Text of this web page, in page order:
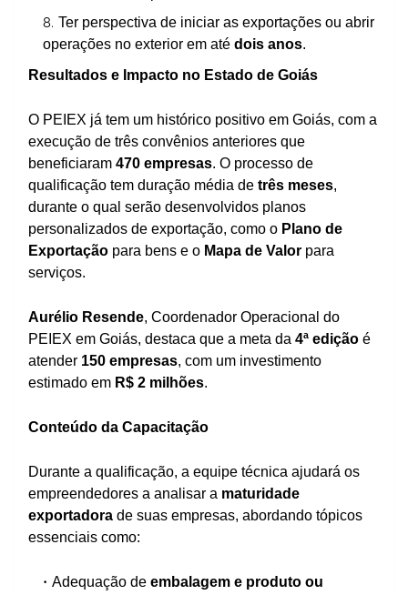
Ter perspectiva de iniciar as exportações ou abrir
operações no exterior em até dois anos.
Resultados e Impacto no Estado de Goiás
O PEIEX já tem um histórico positivo em Goiás, com a
execução de três convênios anteriores que
beneficiaram 470 empresas. O processo de
qualificação tem duração média de três meses,
durante o qual serão desenvolvidos planos
personalizados de exportação, como o Plano de
Exportação para bens e o Mapa de Valor para
serviços.
Aurélio Resende, Coordenador Operacional do
PEIEX em Goiás, destaca que a meta da 4ª edição é
atender 150 empresas, com um investimento
estimado em R$ 2 milhões.
Conteúdo da Capacitação
Durante a qualificação, a equipe técnica ajudará os
empreendedores a analisar a maturidade
exportadora de suas empresas, abordando tópicos
essenciais como:
Adequação de embalagem e produto ou